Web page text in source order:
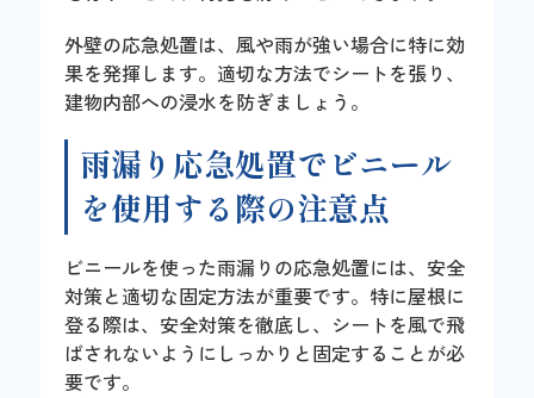
外壁の応急処置は、風や雨が強い場合に特に効
果を発揮します。適切な方法でシートを張り、
建物内部への浸水を防ぎましょう。
雨漏り応急処置でビニール
を使用する際の注意点
ビニールを使った雨漏りの応急処置には、安全
対策と適切な固定方法が重要です。特に屋根に
登る際は、安全対策を徹底し、シートを風で飛
ばされないようにしっかりと固定することが必
要です。